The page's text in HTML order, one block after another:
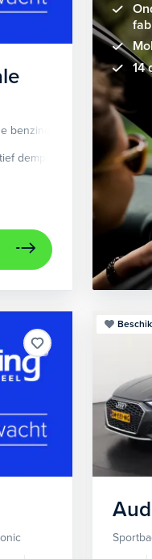
cruise control adaptief
benzine
Automaat
demping systeem
14